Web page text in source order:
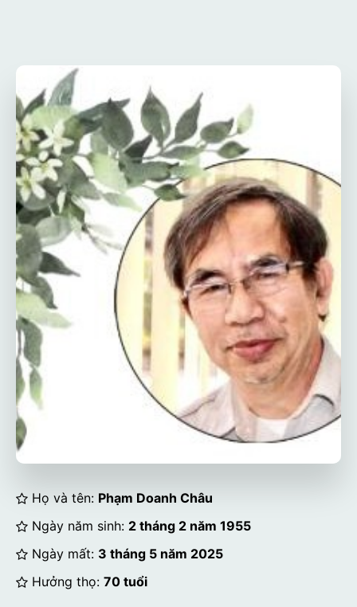
Họ và tên: Phạm Doanh Châu
Ngày năm sinh: 2 tháng 2 năm 1955
Ngày mất: 3 tháng 5 năm 2025
Hưởng thọ: 70 tuổi